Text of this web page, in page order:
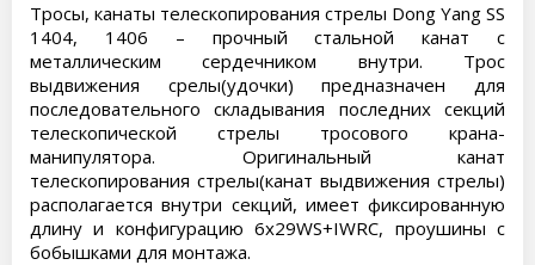
Тросы, канаты телескопирования стрелы Dong Yang SS
1404, 1406 – прочный стальной канат с
металлическим сердечником внутри. Трос
выдвижения срелы(удочки) предназначен для
последовательного складывания последних секций
телескопической стрелы тросового крана-
манипулятора. Оригинальный канат
телескопирования стрелы(канат выдвижения стрелы)
располагается внутри секций, имеет фиксированную
длину и конфигурацию 6х29WS+IWRC, проушины с
бобышками для монтажа.